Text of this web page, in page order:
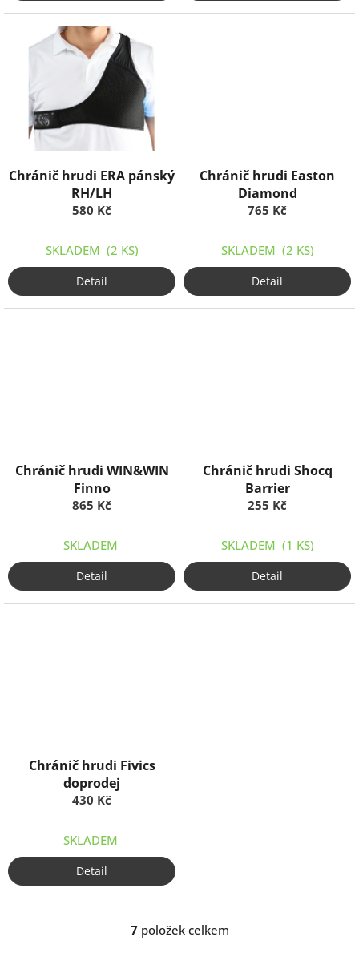
Chránič hrudi ERA pánský
RH/LH
580 Kč
SKLADEM (2 KS)
Detail
Chránič hrudi Easton
Diamond
765 Kč
SKLADEM (2 KS)
Detail
Chránič hrudi WIN&WIN
Finno
865 Kč
SKLADEM
Detail
Chránič hrudi Shocq
Barrier
255 Kč
SKLADEM (1 KS)
Detail
Chránič hrudi Fivics
doprodej
430 Kč
SKLADEM
Detail
O
7 položek celkem